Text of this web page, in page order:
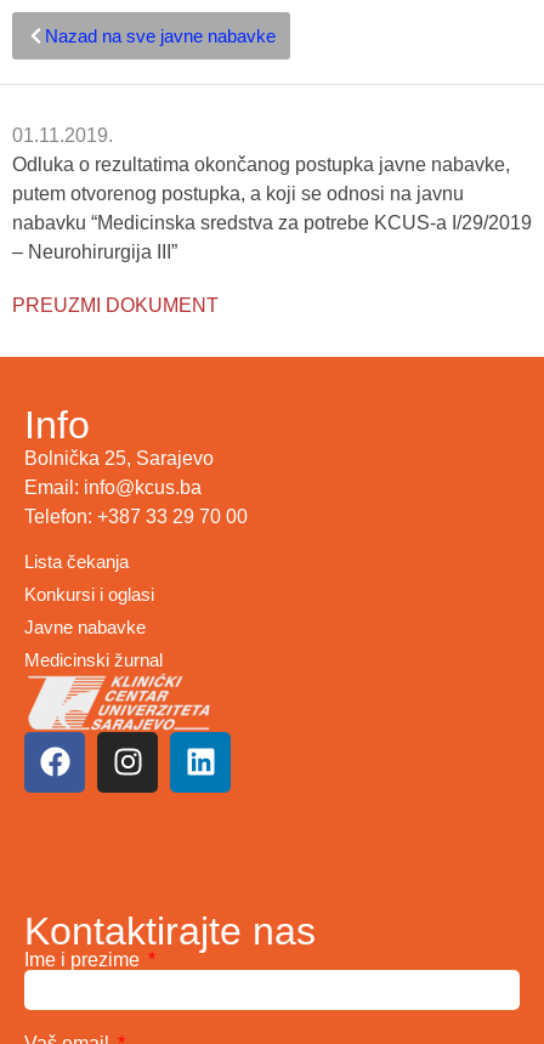
Nazad na sve javne nabavke
01.11.2019.
Odluka o rezultatima okončanog postupka javne nabavke,
putem otvorenog postupka, a koji se odnosi na javnu
nabavku “Medicinska sredstva za potrebe KCUS-a I/29/2019
– Neurohirurgija III”
PREUZMI DOKUMENT
Info
Bolnička 25, Sarajevo
Email: info@kcus.ba
Telefon: +387 33 29 70 00
Lista čekanja
Konkursi i oglasi
Javne nabavke
Medicinski žurnal
Kontaktirajte nas
Ime i prezime